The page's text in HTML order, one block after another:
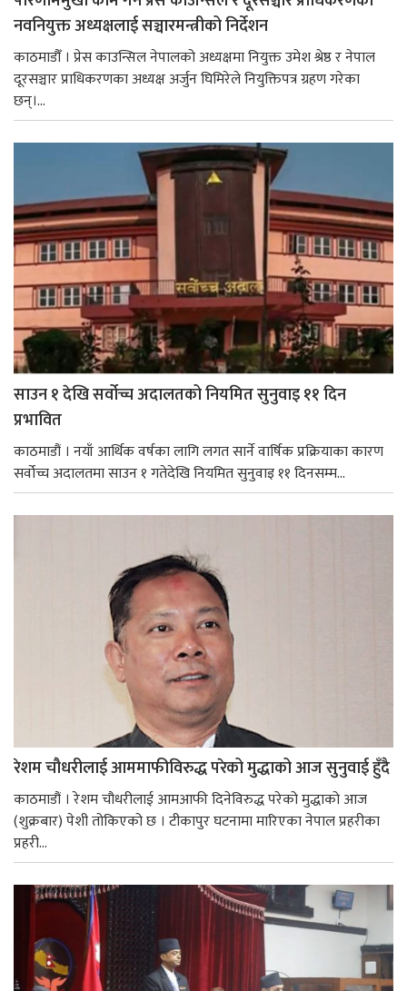
नवनियुक्त अध्यक्षलाई सञ्चारमन्त्रीको निर्देशन
काठमाडौँ । प्रेस काउन्सिल नेपालको अध्यक्षमा नियुक्त उमेश श्रेष्ठ र नेपाल
दूरसञ्चार प्राधिकरणका अध्यक्ष अर्जुन घिमिरेले नियुक्तिपत्र ग्रहण गरेका
छन्।...
साउन १ देखि सर्वोच्च अदालतको नियमित सुनुवाइ ११ दिन
प्रभावित
काठमाडौं । नयाँ आर्थिक वर्षका लागि लगत सार्ने वार्षिक प्रक्रियाका कारण
सर्वोच्च अदालतमा साउन १ गतेदेखि नियमित सुनुवाइ ११ दिनसम्म...
रेशम चौधरीलाई आममाफीविरुद्ध परेको मुद्धाको आज सुनुवाई हुँदै
काठमाडौं । रेशम चौधरीलाई आमआफी दिनेविरुद्ध परेको मुद्धाको आज
(शुक्रबार) पेशी तोकिएको छ । टीकापुर घटनामा मारिएका नेपाल प्रहरीका
प्रहरी...